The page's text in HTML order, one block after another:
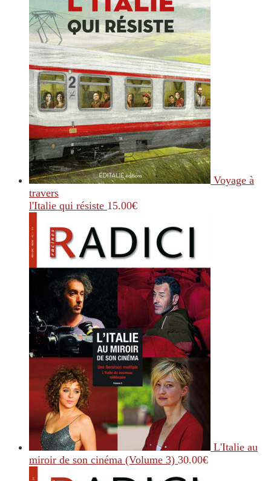
Voyage à
travers
l'Italie qui résiste 15.00€
L'Italie au
miroir de son cinéma (Volume 3) 30.00€